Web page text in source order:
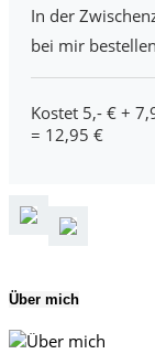
In der
bei mir
Kostet 5,- € +
= 12,95 €
Über mich